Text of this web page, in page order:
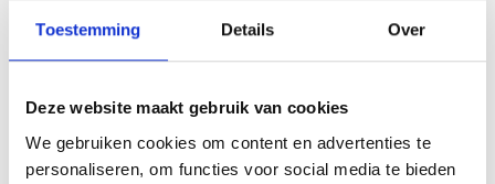
Toestemming Details Over
Deze website maakt gebruik van cookies
We gebruiken cookies om content en advertenties te
personaliseren, om functies voor social media te bieden